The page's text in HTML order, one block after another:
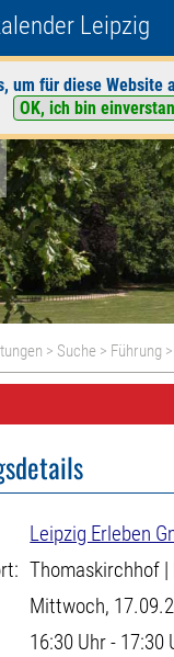
Leipzig
um für diese
OK, ich bin
> Suche > Führung >
Leipzig Erleben
Thomaskirchhof |
Mittwoch,
16:30 Uhr - 17:30